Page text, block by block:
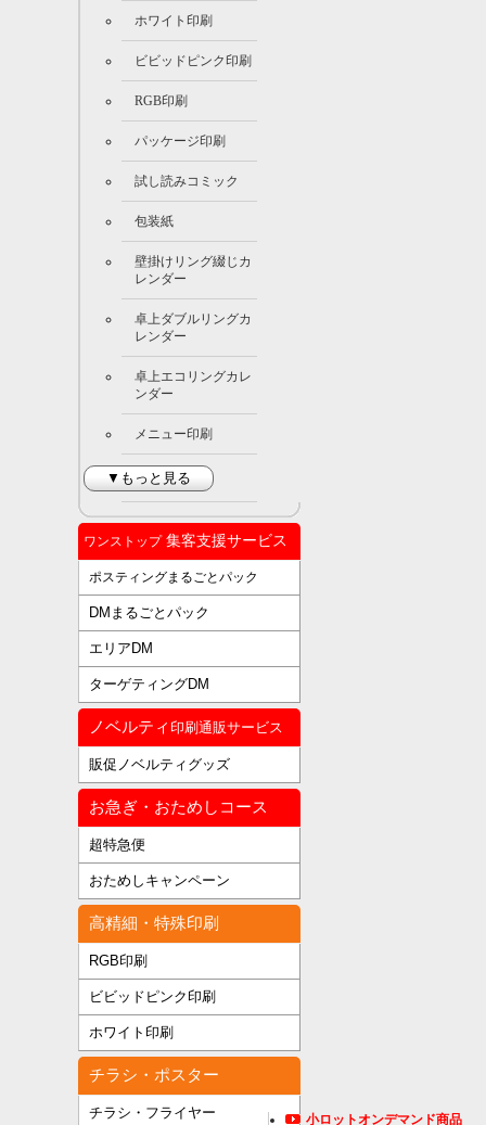
ホワイト印刷
ビビッドピンク印刷
RGB印刷
パッケージ印刷
試し読みコミック
包装紙
壁掛けリング綴じカ
レンダー
卓上ダブルリングカ
レンダー
卓上エコリングカレ
ンダー
メニュー印刷
▼もっと見る
ワンストップ集客支援サービス
ポスティングまるごとパック
DMまるごとパック
エリアDM
ターゲティングDM
ノベルティ 印刷通販サービス
販促ノベルティグッズ
お急ぎ・おためしコース
超特急便
おためしキャンペーン
高精細・特殊印刷
RGB印刷
ビビッドピンク印刷
ホワイト印刷
チラシ・ポスター
チラシ・フライヤー 小ロットオンデマンド商品